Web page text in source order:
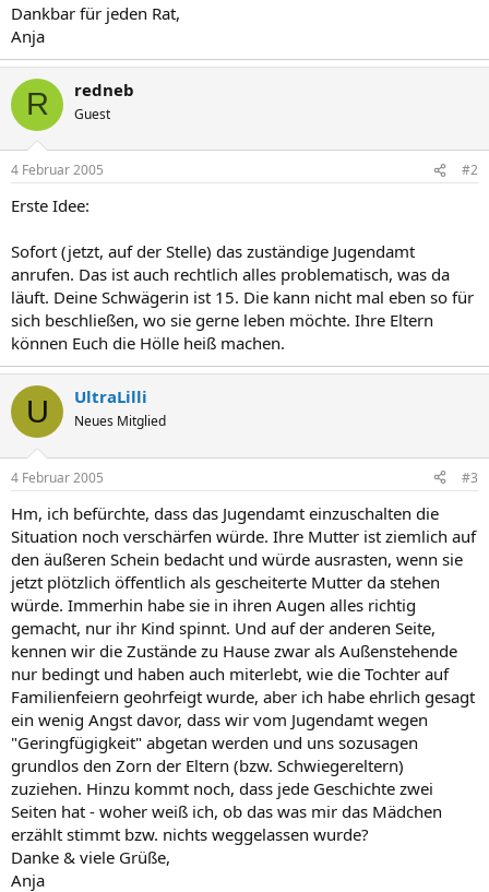
Dankbar für jeden Rat,
Anja
R redneb
Guest
4 Februar 2005 #2
Erste Idee:
Sofort (jetzt, auf der Stelle) das zuständige Jugendamt
anrufen. Das ist auch rechtlich alles problematisch, was da
läuft. Deine Schwägerin ist 15. Die kann nicht mal eben so für
sich beschließen, wo sie gerne leben möchte. Ihre Eltern
können Euch die Hölle heiß machen.
U UltraLilli
Neues Mitglied
4 Februar 2005 #3
Hm, ich befürchte, dass das Jugendamt einzuschalten die
Situation noch verschärfen würde. Ihre Mutter ist ziemlich auf
den äußeren Schein bedacht und würde ausrasten, wenn sie
jetzt plötzlich öffentlich als gescheiterte Mutter da stehen
würde. Immerhin habe sie in ihren Augen alles richtig
gemacht, nur ihr Kind spinnt. Und auf der anderen Seite,
kennen wir die Zustände zu Hause zwar als Außenstehende
nur bedingt und haben auch miterlebt, wie die Tochter auf
Familienfeiern geohrfeigt wurde, aber ich habe ehrlich gesagt
ein wenig Angst davor, dass wir vom Jugendamt wegen
"Geringfügigkeit" abgetan werden und uns sozusagen
grundlos den Zorn der Eltern (bzw. Schwiegereltern)
zuziehen. Hinzu kommt noch, dass jede Geschichte zwei
Seiten hat - woher weiß ich, ob das was mir das Mädchen
erzählt stimmt bzw. nichts weggelassen wurde?
Danke & viele Grüße,
Anja